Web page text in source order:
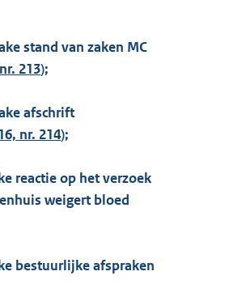
stand van zaken MC
213);
afschrift
nr. 214);
reactie op het verzoek
weigert bloed
bestuurlijke afspraken